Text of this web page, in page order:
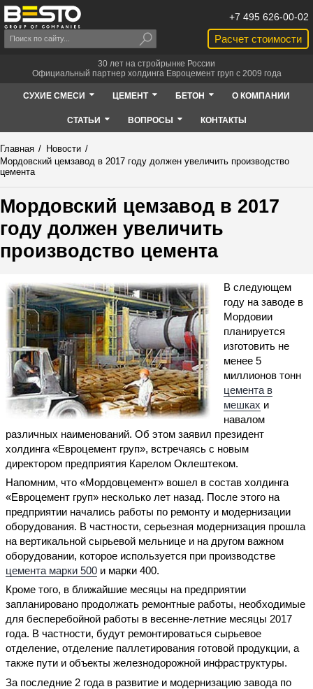
Расчет стоимости
+7 495 626-00-02
30 лет на стройрынке России
Официальный партнер холдинга Евроцемент груп с 2009 года
СУХИЕ СМЕСИ ЦЕМЕНТ БЕТОН О КОМПАНИИ
СТАТЬИ ВОПРОСЫ КОНТАКТЫ
Главная / Новости /
Мордовский цемзавод в 2017 году должен увеличить производство
цемента
Мордовский цемзавод в 2017
году должен увеличить
производство цемента
В следующем
году на заводе в
Мордовии
планируется
изготовить не
менее 5
миллионов тонн
цемента в
мешках и
навалом
различных наименований. Об этом заявил президент
холдинга «Евроцемент груп», встречаясь с новым
директором предприятия Карелом Оклештеком.
Напомним, что «Мордовцемент» вошел в состав холдинга
«Евроцемент груп» несколько лет назад. После этого на
предприятии начались работы по ремонту и модернизации
оборудования. В частности, серьезная модернизация прошла
на вертикальной сырьевой мельнице и на другом важном
оборудовании, которое используется при производстве
цемента марки 500 и марки 400.
Кроме того, в ближайшие месяцы на предприятии
запланировано продолжать ремонтные работы, необходимые
для бесперебойной работы в весенне-летние месяцы 2017
года. В частности, будут ремонтироваться сырьевое
отделение, отделение паллетирования готовой продукции, а
также пути и объекты железнодорожной инфраструктуры.
За последние 2 года в развитие и модернизацию завода по